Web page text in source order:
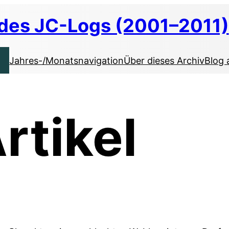
JC-Logs (2001–2011)
Jahres-/MonatsnavigationÜber dieses ArchivBlog